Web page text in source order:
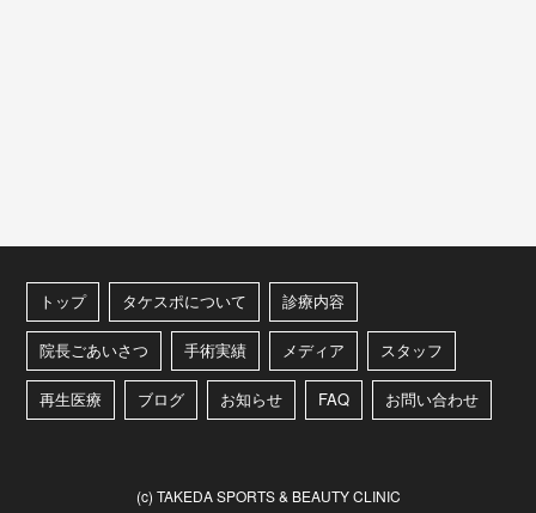
トップ タケスポについて 診療内容
院長ごあいさつ 手術実績 メディア スタッフ
再生医療 ブログ お知らせ FAQ お問い合わせ
(c) TAKEDA SPORTS & BEAUTY CLINIC